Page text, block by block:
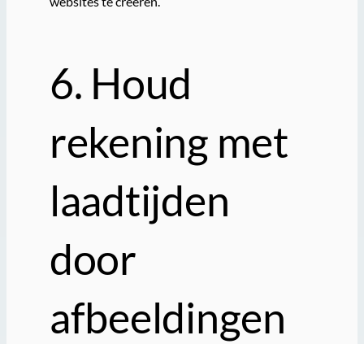
6. Houd
rekening met
laadtijden
door
afbeeldingen